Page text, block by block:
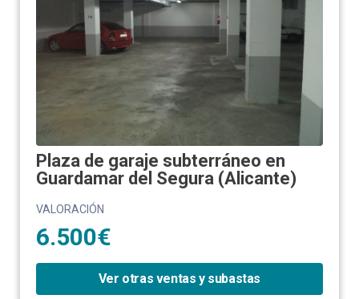
Plaza de garaje subterráneo en
Guardamar del Segura (Alicante)
VALORACIÓN
6.500€
Ver otras ventas y subastas